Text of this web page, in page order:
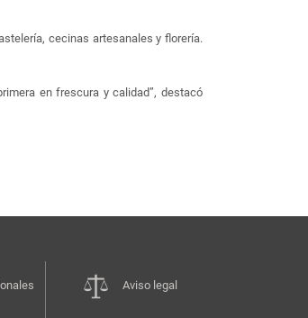
cecinas artesanales y florería.
en frescura y calidad”, destacó
Aviso legal